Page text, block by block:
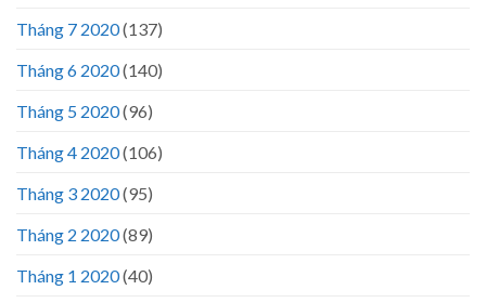
Tháng 7 2020(137)
Tháng 6 2020(140)
Tháng 5 2020(96)
Tháng 4 2020(106)
Tháng 3 2020(95)
Tháng 2 2020(89)
Tháng 1 2020(40)